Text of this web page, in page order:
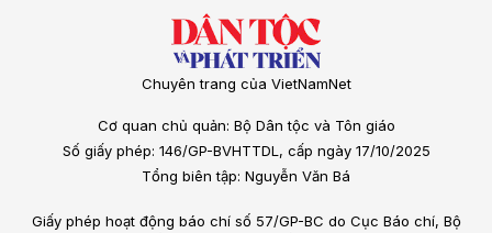
Chuyên trang của VietNamNet
Cơ quan chủ quản: Bộ Dân tộc và Tôn giáo
Số giấy phép: 146/GP-BVHTTDL, cấp ngày 17/10/2025
Tổng biên tập: Nguyễn Văn Bá
Giấy phép hoạt động báo chí số 57/GP-BC do Cục Báo chí, Bộ